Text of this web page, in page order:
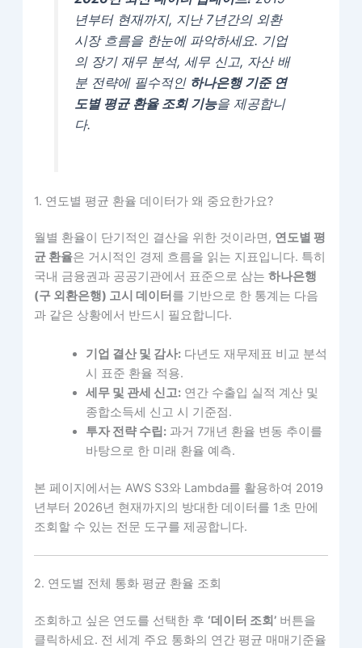
년부터 현재까지, 지난 7년간의 외환
시장 흐름을 한눈에 파악하세요. 기업
의 장기 재무 분석, 세무 신고, 자산 배
분 전략에 필수적인 하나은행 기준 연
도별 평균 환율 조회 기능을 제공합니
다.
1. 연도별 평균 환율 데이터가 왜 중요한가요?
월별 환율이 단기적인 결산을 위한 것이라면, 연도별 평
균 환율은 거시적인 경제 흐름을 읽는 지표입니다. 특히
국내 금융권과 공공기관에서 표준으로 삼는하나은행
(구 외환은행) 고시 데이터 를 기반으로 한 통계는 다음
과 같은 상황에서 반드시 필요합니다.
기업 결산 및 감사: 다년도 재무제표 비교 분석
시 표준 환율 적용.
세무 및 관세 신고: 연간 수출입 실적 계산 및
종합소득세 신고 시 기준점.
투자 전략 수립: 과거 7개년 환율 변동 추이를
바탕으로 한 미래 환율 예측.
본 페이지에서는 AWS S3와 Lambda를 활용하여 2019
년부터 2026년 현재까지의 방대한 데이터를 1초 만에
조회할 수 있는 전문 도구를 제공합니다.
2. 연도별 전체 통화 평균 환율 조회
조회하고 싶은 연도를 선택한 후 ‘데이터 조회’ 버튼을
클릭하세요. 전 세계 주요 통화의 연간 평균 매매기준율